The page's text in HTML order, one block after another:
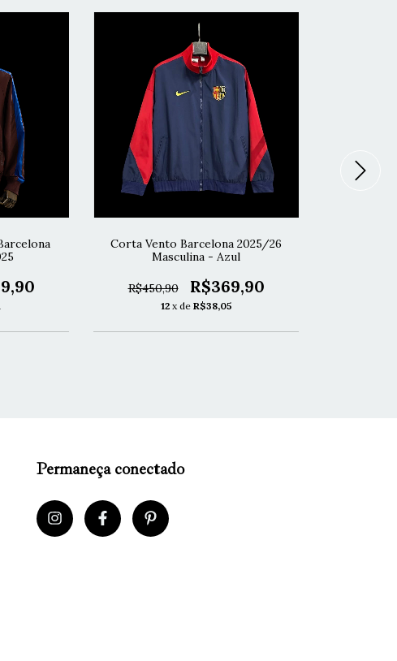
Corta Vento Barcelona 2025/26
Masculina - Azul
R$450,90 R$369,90
12 x de R$38,05
Permaneça conectado